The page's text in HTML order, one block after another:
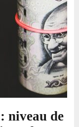
niveau de